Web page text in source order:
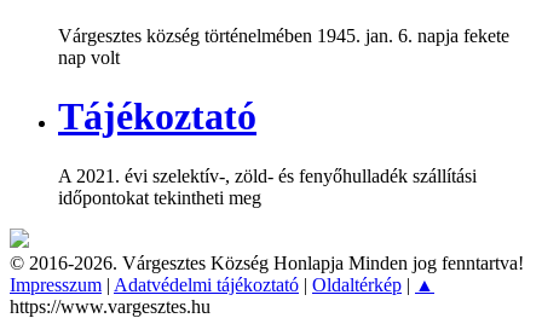
Várgesztes község történelmében 1945. jan. 6. napja fekete
nap volt
Tájékoztató
A 2021. évi szelektív-, zöld- és fenyőhulladék szállítási
időpontokat tekintheti meg
© 2016-2026. Várgesztes Község Honlapja Minden jog fenntartva!
Impresszum | Adatvédelmi tájékoztató | Oldaltérkép | ▲
https://www.vargesztes.hu